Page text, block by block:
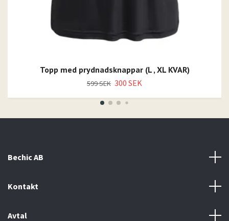
Topp med prydnadsknappar (L , XL KVAR)
599 SEK 300 SEK
Bechic AB
Kontakt
Avtal